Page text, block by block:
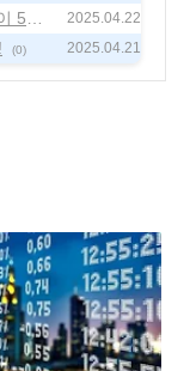
5분
2025.04.22
(0) 2025.04.21